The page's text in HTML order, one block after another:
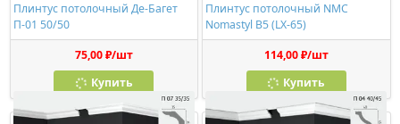
Плинтус потолочный Де-Багет
П-01 50/50
75,00 ₽/шт
Купить
Плинтус потолочный NMC
Nomastyl B5 (LX-65)
114,00 ₽/шт
Купить